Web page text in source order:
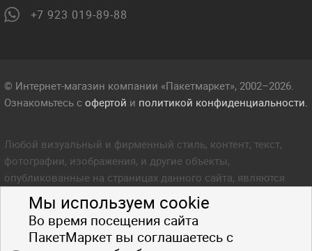
Мы используем cookie
Во время посещения сайта
ПакетМаркет вы соглашаетесь с
+7 923 019-89-88
© Интернет-магазин компании «Пакетмаркет», 2002–2026.
Ознакомьтесь с офертой и политикой конфиденциальности.
Любой визуальный и фирменный стиль, контент, текст,
фотографии, изображения, и другие объекты,
опубликованные на страницах данного сайта, являются
объектом прав интеллектуальной собственности компании
Пакетмаркет. Любое копирование стиля, контента, текста,
фотографий, изображений и других объектов данного сайта
запрещено.